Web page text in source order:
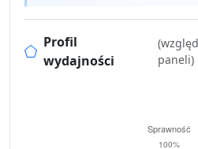
Profil
wydajności
paneli)